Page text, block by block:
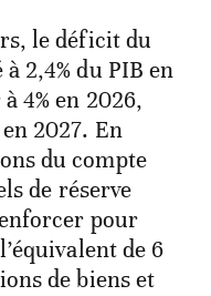
le déficit du
2,4% du PIB en
4% en 2026,
2027. En
du compte
de réserve
pour
de 6
de biens et